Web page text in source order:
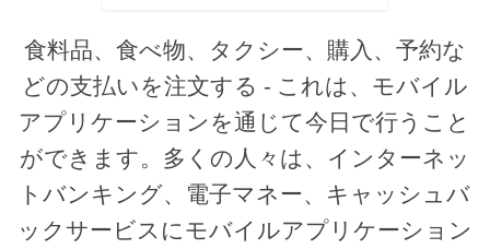
食料品、食べ物、タクシー、購入、予約な
どの支払いを注文する - これは、モバイル
アプリケーションを通じて今日で行うこと
ができます。多くの人々は、インターネッ
トバンキング、電子マネー、キャッシュバ
ックサービスにモバイルアプリケーション